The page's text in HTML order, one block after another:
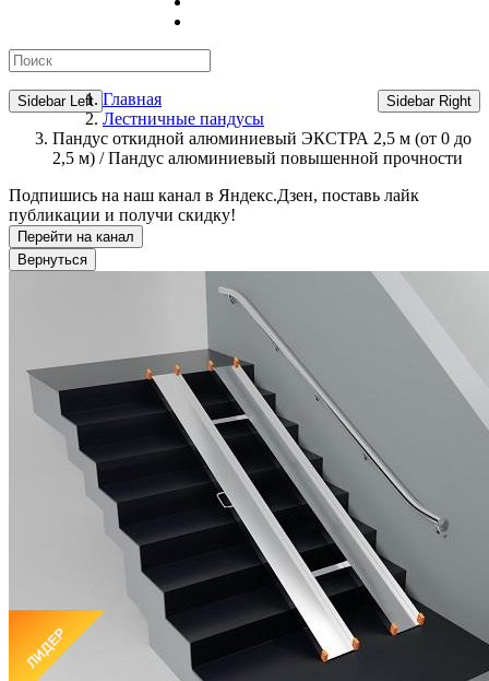
Sidebar Left Sidebar Right
Главная
Лестничные пандусы
Пандус откидной алюминиевый ЭКСТРА 2,5 м (от 0 до
2,5 м) / Пандус алюминиевый повышенной прочности
Подпишись на наш канал в Яндекс.Дзен, поставь лайк
публикации и получи скидку!